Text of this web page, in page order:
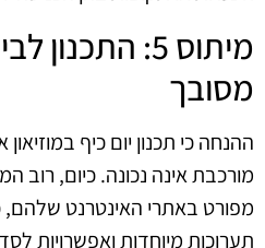
מיתוס 5:
מסובך
ההנחה כי תכנון יום כיף
מורכבת אינה נכונה. כיום, רוב
מפורט באתרי האינטרנט
תערוכות מיוחדות ואפשרויות